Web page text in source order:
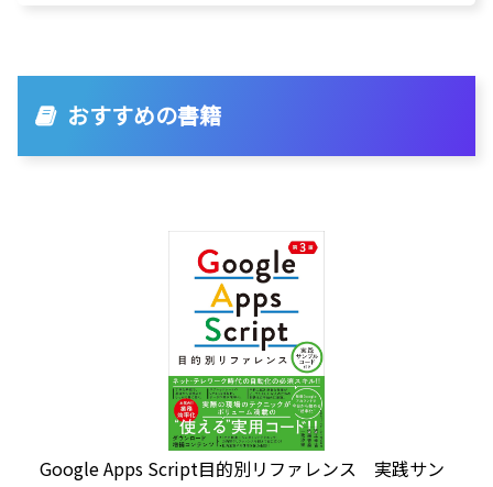
おすすめの書籍
Google Apps Script目的別リファレンス 実践サン